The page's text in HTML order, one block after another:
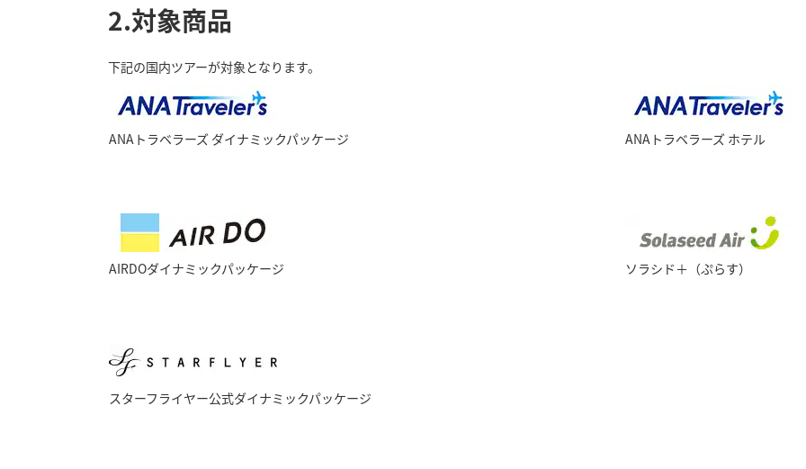
2.対象商品
下記の国内ツアーが対象となります。
ANAトラベラーズ ダイナミックパッケージ ANAトラベラーズ ホテル
AIRDOダイナミックパッケージ ソラシド＋（ぷらす）
スターフライヤー公式ダイナミックパッケージ